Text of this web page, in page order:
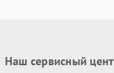
Наш сервисный